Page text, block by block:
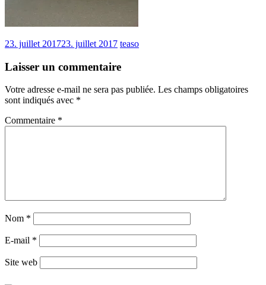
23. juillet 201723. juillet 2017 teaso
Laisser un commentaire
Votre adresse e-mail ne sera pas publiée. Les champs obligatoires
sont indiqués avec *
Commentaire *
Nom *
E-mail *
Site web